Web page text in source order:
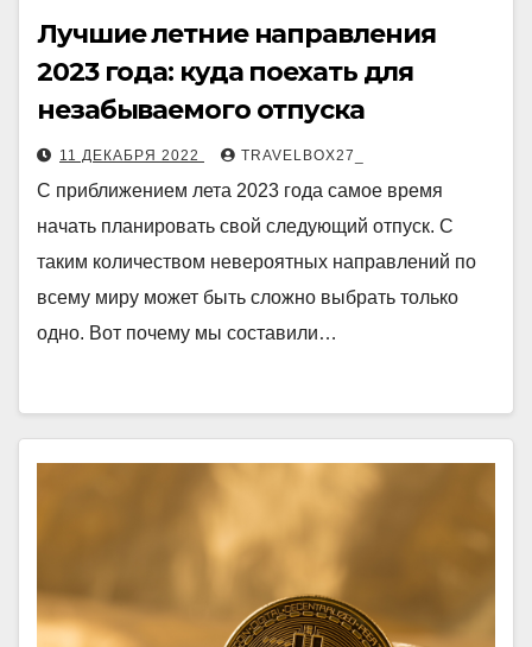
Лучшие летние направления
2023 года: куда поехать для
незабываемого отпуска
11 ДЕКАБРЯ 2022 TRAVELBOX27_
С приближением лета 2023 года самое время
начать планировать свой следующий отпуск. С
таким количеством невероятных направлений по
всему миру может быть сложно выбрать только
одно. Вот почему мы составили…